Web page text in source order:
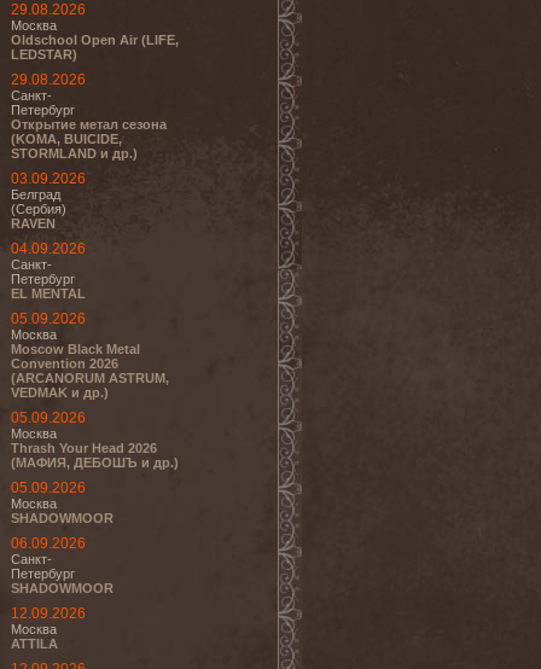
29.08.2026
Москва
Oldschool Open Air (LIFE,
LEDSTAR)
29.08.2026
Санкт-
Петербург
Открытие метал сезона
(KOMA, BUICIDE,
STORMLAND и др.)
03.09.2026
Белград
(Сербия)
RAVEN
04.09.2026
Санкт-
Петербург
EL MENTAL
05.09.2026
Москва
Moscow Black Metal
Convention 2026
(ARCANORUM ASTRUM,
VEDMAK и др.)
05.09.2026
Москва
Thrash Your Head 2026
(МАФИЯ, ДЕБОШЪ и др.)
05.09.2026
Москва
SHADOWMOOR
06.09.2026
Санкт-
Петербург
SHADOWMOOR
12.09.2026
Москва
ATTILA